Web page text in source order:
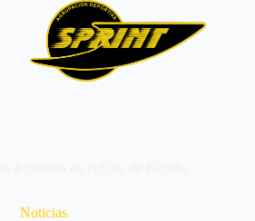
Noticias